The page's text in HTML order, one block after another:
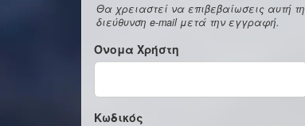
Θα χρειαστεί να επιβεβαίωσεις αυτή τη
διεύθυνση e-mail μετά την εγγραφή.
Όνομα Χρήστη
Κωδικός